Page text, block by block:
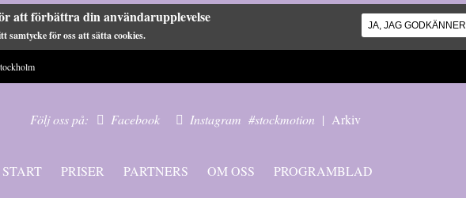
att förbättra din användarupplevelse
samtycke för oss att sätta cookies.
JA, JAG GODKÄNNER
Följ oss på: Facebook Instagram #stockmotion | Arkiv
START PRISER PARTNERS OM OSS PROGRAMBLAD